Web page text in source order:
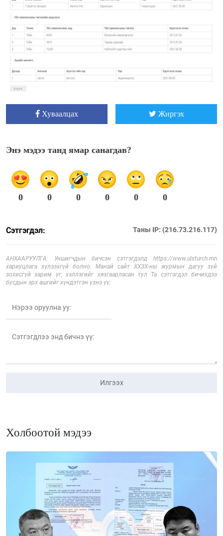
Хуваалцах Жиргэх
Энэ мэдээ танд ямар санагдав?
0 0 0 0 0 0
Сэтгэгдэл: Таны IP: (216.73.216.117)
АНХААРУУЛГА: Уншигчдын бичсэн сэтгэгдэлд https://www.ulsturch.mn
хариуцлага хүлээхгүй болно. Манай сайт ХХЗХ-ны журмын дагуу зүй
зохисгүй зарим үг, хэллэгийг хязгаарласан тул Та сэтгэгдэл бичихдээ
бусдын эрх ашгийг хүндэтгэн үзнэ үү.
Илгээх
Холбоотой мэдээ